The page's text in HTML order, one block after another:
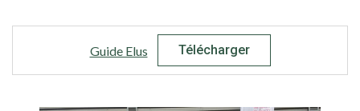
Guide Elus Télécharger